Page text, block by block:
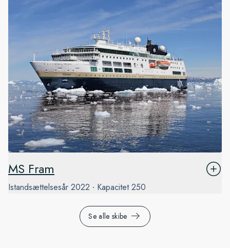
MS Fram
Istandsættelsesår 2022 Kapacitet 250
Se alle skibe